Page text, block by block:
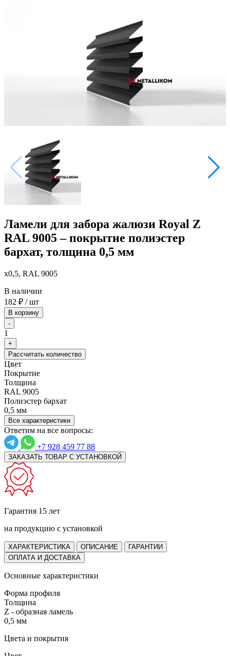
Ламели для забора жалюзи Royal Z
RAL 9005 – покрытие полиэстер
бархат, толщина 0,5 мм
x0,5, RAL 9005
В наличии
182 ₽ / шт
В корзину
-
1
+
Рассчитать количество
Цвет
Покрытие
Толщина
RAL 9005
Полиэстер бархат
0,5 мм
Все характеристики
Ответим на все вопросы:
+7 928 459 77 88
ЗАКАЗАТЬ ТОВАР С УСТАНОВКОЙ
Гарантия 15 лет
на продукцию с установкой
ХАРАКТЕРИСТИКА ОПИСАНИЕ
ГАРАНТИИ
ОПЛАТА И ДОСТАВКА
Основные характеристики
Форма профиля
Толщина
Z - образная ламель
0,5 мм
Цвета и покрытия